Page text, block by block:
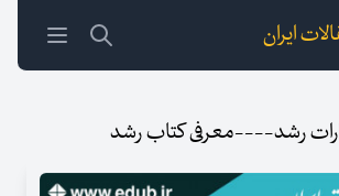
ایران
رشد----معرفی کتاب رشد